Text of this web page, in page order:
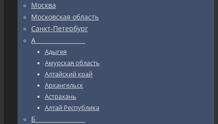
Москва
Московская область
Санкт-Петербург
А_________________
Адыгея
Амурская область
Алтайский край
Архангельск
Астрахань
Алтай Республика
Б_________________